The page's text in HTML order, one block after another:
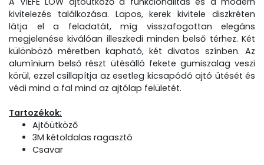
kivitelezés találkozása. Lapos, kerek kivitele diszkréten
látja el a feladatát, míg visszafogottan elegáns
megjelenése kiválóan illeszkedi minden belső térhez. Két
különböző méretben kapható, két divatos színben. Az
alumínium belső részt ütésálló fekete gumiszalag veszi
körül, ezzel csillapítja az esetleg kicsapódó ajtó ütését és
védi mind a fal mind az ajtólap felületét.
Tartozékok:
Ajtóütköző
3M kétoldalas ragasztó
Csavar